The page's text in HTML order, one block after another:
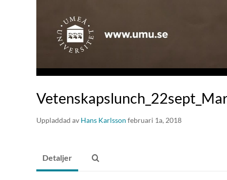
Uppladdad av Hans Karlsson februari 1a, 2018
Detaljer